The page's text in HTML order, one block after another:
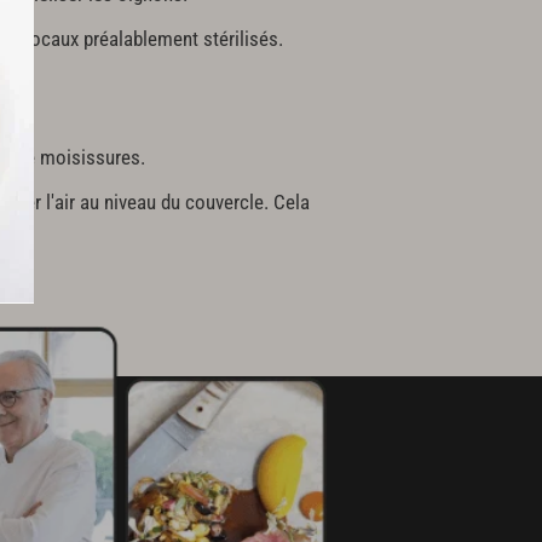
bocaux préalablement stérilisés.
de moisissures.
l'air au niveau du couvercle. Cela